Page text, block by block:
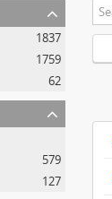
1837
1759
62
579
127